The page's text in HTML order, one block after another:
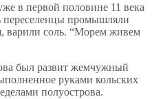
в первой половине 11 века
переселенцы промышляли
варили соль. “Морем живем
был развит жемчужный
руками кольских
полуострова.